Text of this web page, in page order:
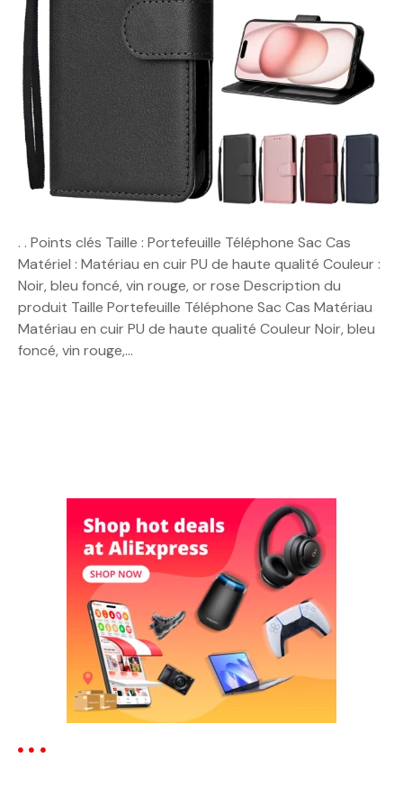
. . Points clés Taille : Portefeuille Téléphone Sac Cas
Matériel : Matériau en cuir PU de haute qualité Couleur :
Noir, bleu foncé, vin rouge, or rose Description du
produit Taille Portefeuille Téléphone Sac Cas Matériau
Matériau en cuir PU de haute qualité Couleur Noir, bleu
foncé, vin rouge,…
o